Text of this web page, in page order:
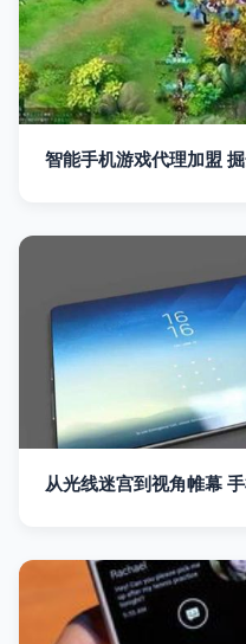
智能手机游戏代理加盟
从光线迷宫到视角帷幕